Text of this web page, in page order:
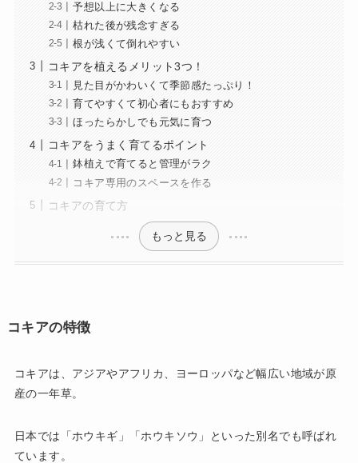
予想以上に大きくなる
枯れた後が残念すぎる
根が浅くて倒れやすい
コキアを植えるメリット3つ！
見た目がかわいくて季節感たっぷり！
育てやすくて初心者にもおすすめ
ほったらかしでも元気に育つ
コキアをうまく育てるポイント
鉢植えで育てると管理がラク
コキア専用のスペースを作る
コキアの育て方
もっと見る
コキアの特徴
コキアは、アジアやアフリカ、ヨーロッパなど幅広い地域が原
産の一年草。
日本では「ホウキギ」「ホウキソウ」といった別名でも呼ばれ
ています。